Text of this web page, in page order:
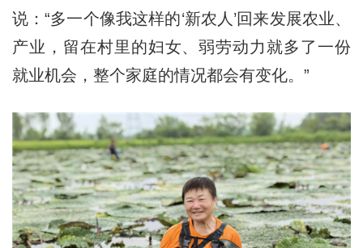
说：“多一个像我这样的‘新农人’回来发展农业、
产业，留在村里的妇女、弱劳动力就多了一份
就业机会，整个家庭的情况都会有变化。”